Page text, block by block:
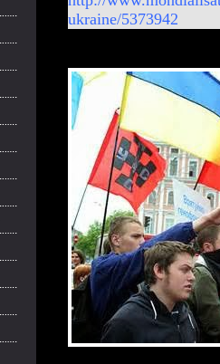
ukraine/5373942